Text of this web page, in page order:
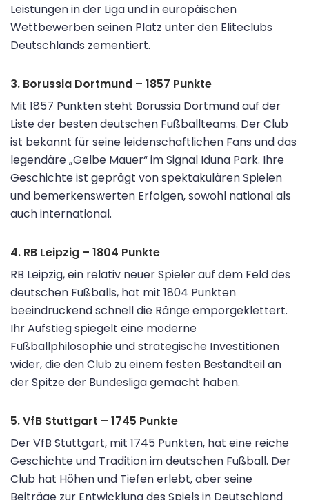
Leistungen in der Liga und in europäischen
Wettbewerben seinen Platz unter den Eliteclubs
Deutschlands zementiert.
3. Borussia Dortmund – 1857 Punkte
Mit 1857 Punkten steht Borussia Dortmund auf der
Liste der besten deutschen Fußballteams. Der Club
ist bekannt für seine leidenschaftlichen Fans und das
legendäre „Gelbe Mauer“ im Signal Iduna Park. Ihre
Geschichte ist geprägt von spektakulären Spielen
und bemerkenswerten Erfolgen, sowohl national als
auch international.
4. RB Leipzig – 1804 Punkte
RB Leipzig, ein relativ neuer Spieler auf dem Feld des
deutschen Fußballs, hat mit 1804 Punkten
beeindruckend schnell die Ränge emporgeklettert.
Ihr Aufstieg spiegelt eine moderne
Fußballphilosophie und strategische Investitionen
wider, die den Club zu einem festen Bestandteil an
der Spitze der Bundesliga gemacht haben.
5. VfB Stuttgart – 1745 Punkte
Der VfB Stuttgart, mit 1745 Punkten, hat eine reiche
Geschichte und Tradition im deutschen Fußball. Der
Club hat Höhen und Tiefen erlebt, aber seine